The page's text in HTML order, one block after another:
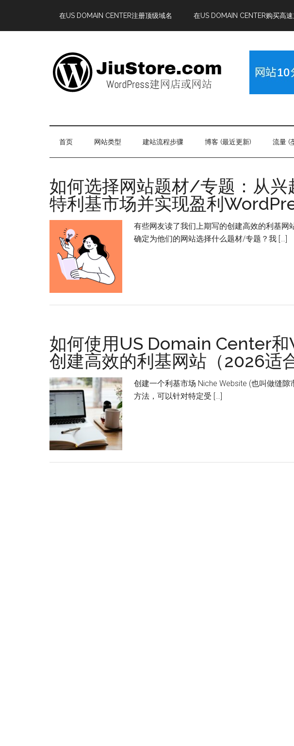
在US DOMAIN CENTER注册顶级域名 在US DOMAIN CENTER购买高
首页 网站类型 建站流程步骤 博客 (最近更新) 流量 (
如何选择网站题材/专题：从兴
特利基市场并实现盈利
有些网友读了我们上期写的创建高效的利基网
确定为他们的网站选择什么题材/专题？我 […]
如何使用US Domain Center
创建高效的利基网站（2026适
创建一个利基市场 Niche Website (也叫做缝
方法，可以针对特定受 […]